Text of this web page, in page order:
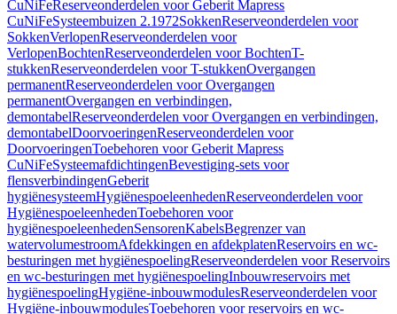
CuNiFeReserveonderdelen voor Geberit Mapress
CuNiFeSysteembuizen 2.1972SokkenReserveonderdelen voor
SokkenVerlopenReserveonderdelen voor
VerlopenBochtenReserveonderdelen voor BochtenT-
stukkenReserveonderdelen voor T-stukkenOvergangen
permanentReserveonderdelen voor Overgangen
permanentOvergangen en verbindingen,
demontabelReserveonderdelen voor Overgangen en verbindingen,
demontabelDoorvoeringenReserveonderdelen voor
DoorvoeringenToebehoren voor Geberit Mapress
CuNiFeSysteemafdichtingenBevestiging-sets voor
flensverbindingenGeberit
hygiënesysteemHygiënespoeleenhedenReserveonderdelen voor
HygiënespoeleenhedenToebehoren voor
hygiënespoeleenhedenSensorenKabelsBegrenzer van
watervolumestroomAfdekkingen en afdekplatenReservoirs en wc-
besturingen met hygiënespoelingReserveonderdelen voor Reservoirs
en wc-besturingen met hygiënespoelingInbouwreservoirs met
hygiënespoelingHygiëne-inbouwmodulesReserveonderdelen voor
Hygiëne-inbouwmodulesToebehoren voor reservoirs en wc-